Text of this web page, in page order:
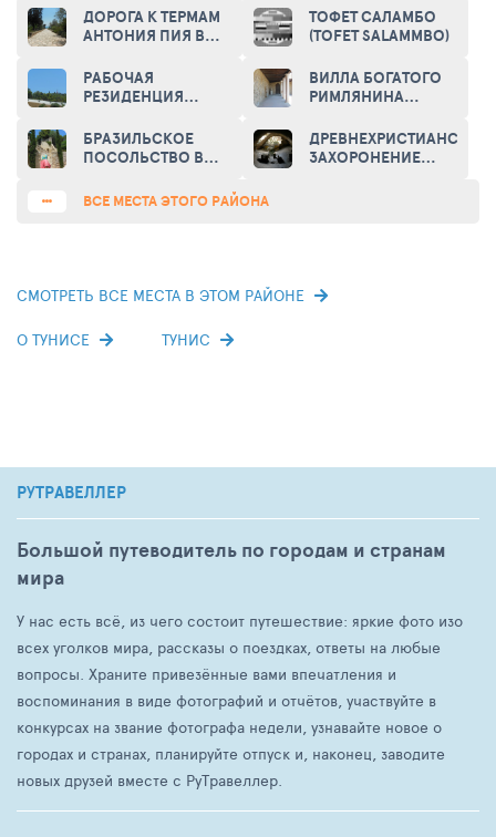
LOIS)
ДОРОГА К ТЕРМАМ
АНТОНИЯ ПИЯ В
TO THERMS OF
ANTONINUS PIUS IN
ТОФЕТ САЛАМБО
(TOFET SALAMMBO)
РАБОЧАЯ
РЕЗИДЕНЦИЯ
ТУНИСА (WORKING
RESIDENCE OF THE
TUNISIA)
ВИЛЛА БОГАТОГО
РИМЛЯНИНА
БРАЗИЛЬСКОЕ
ПОСОЛЬСТВО В
(BRAZILIAN
ДРЕВНЕХРИСТИАНСКОЕ
ЗАХОРОНЕНИЕ
ВСЕ МЕСТА ЭТОГО РАЙОНА
СМОТРЕТЬ ВСЕ МЕСТА В ЭТОМ РАЙОНЕ
О ТУНИСЕ ТУНИС
РУТРАВЕЛЛЕР
Большой путеводитель по городам и странам
мира
У нас есть всё, из чего состоит путешествие: яркие фото изо
всех уголков мира, рассказы о поездках, ответы на любые
вопросы. Храните привезённые вами впечатления и
воспоминания в виде фотографий и отчётов, участвуйте в
конкурсах на звание фотографа недели, узнавайте новое о
городах и странах, планируйте отпуск и, наконец, заводите
новых друзей вместе с РуТравеллер.